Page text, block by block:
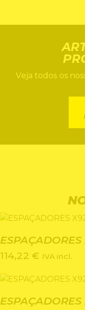
Veja todos os
114,22 € IVA incl.